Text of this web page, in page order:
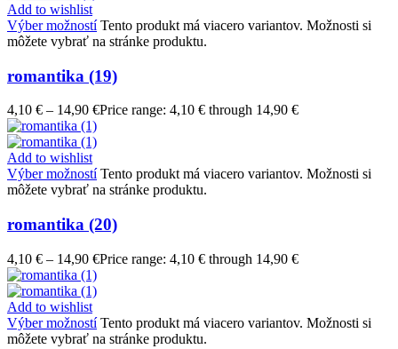
Add to wishlist
Výber možností Tento produkt má viacero variantov. Možnosti si
môžete vybrať na stránke produktu.
romantika (19)
4,10 € – 14,90 €Price range: 4,10 € through 14,90 €
Add to wishlist
Výber možností Tento produkt má viacero variantov. Možnosti si
môžete vybrať na stránke produktu.
romantika (20)
4,10 € – 14,90 €Price range: 4,10 € through 14,90 €
Add to wishlist
Výber možností Tento produkt má viacero variantov. Možnosti si
môžete vybrať na stránke produktu.